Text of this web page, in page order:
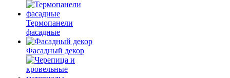
Термопанели
фасадные
Фасадный декор